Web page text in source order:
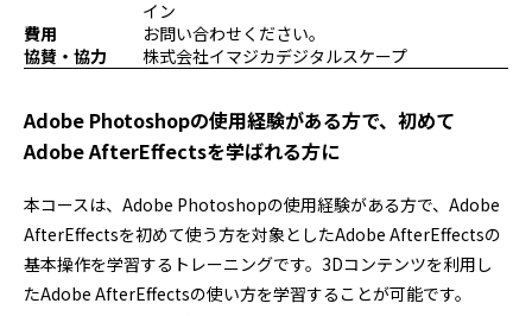
x facebook
イン
費用
お問い合わせください。
協賛・協力
株式会社イマジカデジタルスケープ
Adobe Photoshopの使用経験がある方で、初めて
Adobe AfterEffectsを学ばれる方に
本コースは、Adobe Photoshopの使用経験がある方で、Adobe
AfterEffectsを初めて使う方を対象としたAdobe AfterEffectsの
基本操作を学習するトレーニングです。3Dコンテンツを利用し
たAdobe AfterEffectsの使い方を学習することが可能です。